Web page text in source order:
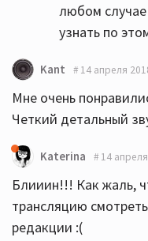
любом
узнать по
Kant 14 апреля
Мне очень
Четкий детальный
Katerina 14
Блииин!!! Как жаль,
трансляцию
редакции :(